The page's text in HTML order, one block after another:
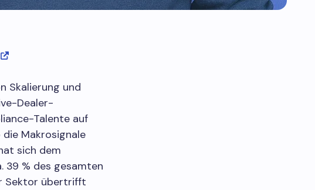
Skalierung und
Dealer-
Talente auf
Makrosignale
sich dem
39 % des gesamten
Sektor übertrifft